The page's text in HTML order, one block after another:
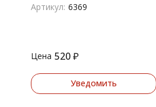
Артикул: 6369
Цена 520 ₽
Уведомить